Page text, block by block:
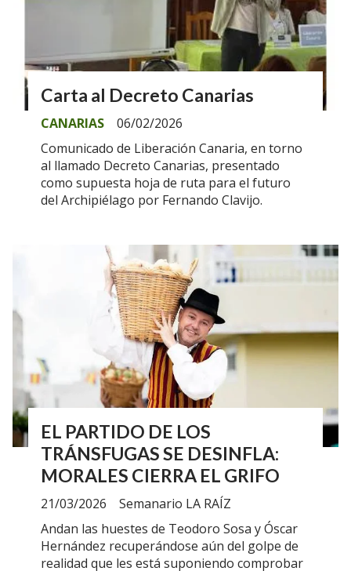
Carta al Decreto Canarias
CANARIAS
06/02/2026
Comunicado de Liberación Canaria, en torno
al llamado Decreto Canarias, presentado
como supuesta hoja de ruta para el futuro
del Archipiélago por Fernando Clavijo.
EL PARTIDO DE LOS
TRÁNSFUGAS SE DESINFLA:
MORALES CIERRA EL GRIFO
Semanario LA RAÍZ
21/03/2026
Andan las huestes de Teodoro Sosa y Óscar
Hernández recuperándose aún del golpe de
realidad que les está suponiendo comprobar